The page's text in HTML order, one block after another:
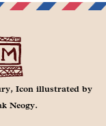
Icon illustrated by
Neogy.